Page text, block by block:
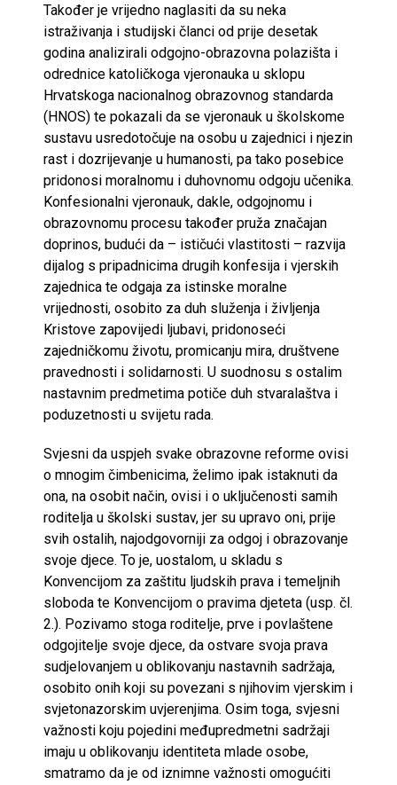
Također je vrijedno naglasiti da su neka
istraživanja i studijski članci od prije desetak
godina analizirali odgojno-obrazovna polazišta i
odrednice katoličkoga vjeronauka u sklopu
Hrvatskoga nacionalnog obrazovnog standarda
(HNOS) te pokazali da se vjeronauk u školskome
sustavu usredotočuje na osobu u zajednici i njezin
rast i dozrijevanje u humanosti, pa tako posebice
pridonosi moralnomu i duhovnomu odgoju učenika.
Konfesionalni vjeronauk, dakle, odgojnomu i
obrazovnomu procesu također pruža značajan
doprinos, budući da – ističući vlastitosti – razvija
dijalog s pripadnicima drugih konfesija i vjerskih
zajednica te odgaja za istinske moralne
vrijednosti, osobito za duh služenja i življenja
Kristove zapovijedi ljubavi, pridonoseći
zajedničkomu životu, promicanju mira, društvene
pravednosti i solidarnosti. U suodnosu s ostalim
nastavnim predmetima potiče duh stvaralaštva i
poduzetnosti u svijetu rada.
Svjesni da uspjeh svake obrazovne reforme ovisi
o mnogim čimbenicima, želimo ipak istaknuti da
ona, na osobit način, ovisi i o uključenosti samih
roditelja u školski sustav, jer su upravo oni, prije
svih ostalih, najodgovorniji za odgoj i obrazovanje
svoje djece. To je, uostalom, u skladu s
Konvencijom za zaštitu ljudskih prava i temeljnih
sloboda te Konvencijom o pravima djeteta (usp. čl.
2.). Pozivamo stoga roditelje, prve i povlaštene
odgojitelje svoje djece, da ostvare svoja prava
sudjelovanjem u oblikovanju nastavnih sadržaja,
osobito onih koji su povezani s njihovim vjerskim i
svjetonazorskim uvjerenjima. Osim toga, svjesni
važnosti koju pojedini međupredmetni sadržaji
imaju u oblikovanju identiteta mlade osobe,
smatramo da je od iznimne važnosti omogućiti